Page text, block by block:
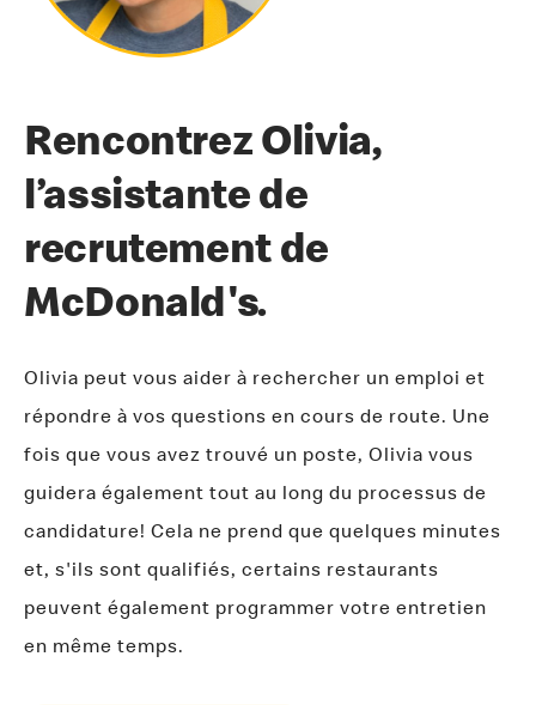
Rencontrez Olivia,
l’assistante de
recrutement de
McDonald's.
Olivia peut vous aider à rechercher un emploi et
répondre à vos questions en cours de route. Une
fois que vous avez trouvé un poste, Olivia vous
guidera également tout au long du processus de
candidature! Cela ne prend que quelques minutes
et, s'ils sont qualifiés, certains restaurants
peuvent également programmer votre entretien
en même temps.